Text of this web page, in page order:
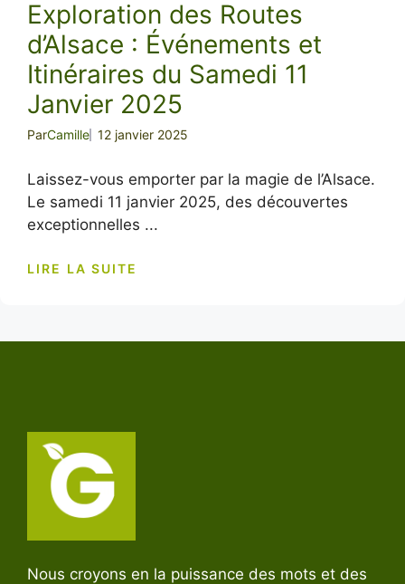
Exploration des Routes
d’Alsace : Événements et
Itinéraires du Samedi 11
Janvier 2025
ParCamille 12 janvier 2025
Laissez-vous emporter par la magie de l’Alsace.
Le samedi 11 janvier 2025, des découvertes
exceptionnelles ...
LIRE LA SUITE
Nous croyons en la puissance des mots et des